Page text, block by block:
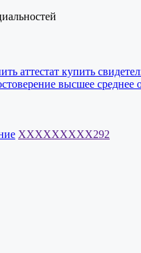
аттестат купить
высшее среднее
XXXXXXXXX292